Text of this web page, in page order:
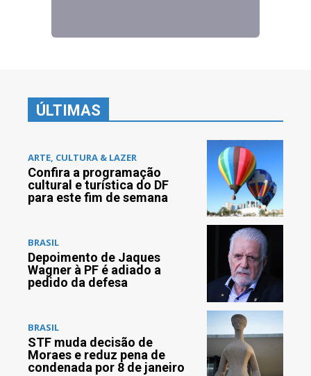
ÚLTIMAS
ARTE, CULTURA & LAZER
Confira a programação
cultural e turística do DF
para este fim de semana
BRASIL
Depoimento de Jaques
Wagner à PF é adiado a
pedido da defesa
BRASIL
STF muda decisão de
Moraes e reduz pena de
condenada por 8 de janeiro